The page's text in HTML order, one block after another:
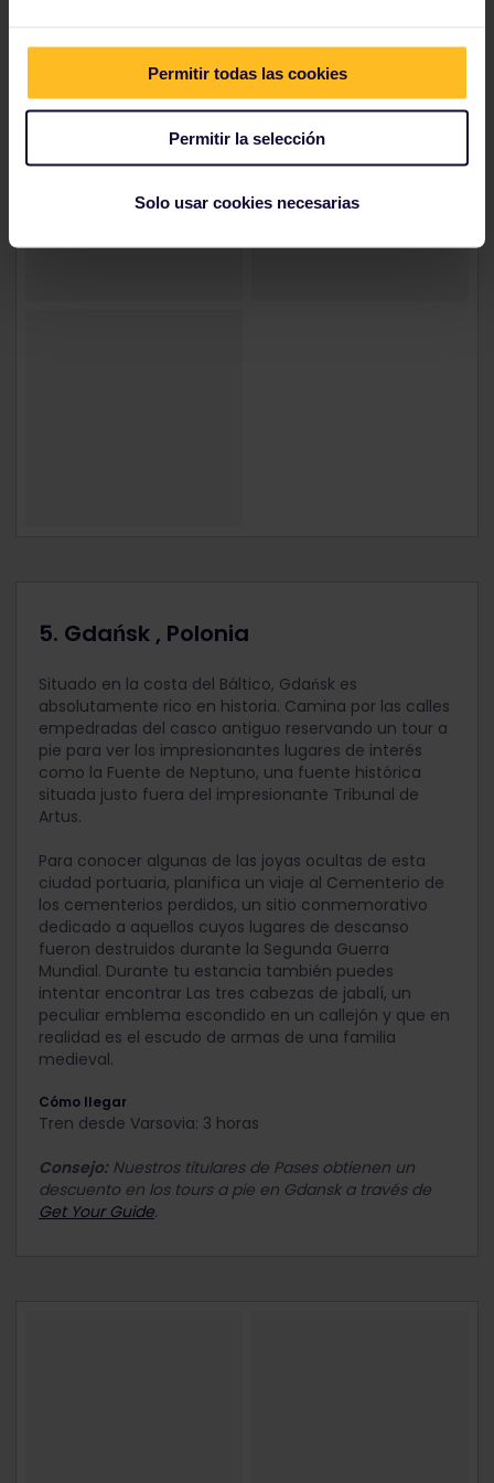
Permitir todas las cookies
Permitir la selección
Solo usar cookies necesarias
5. Gdańsk , Polonia
Situado en la costa del Báltico, Gdańsk es
absolutamente rico en historia. Camina por las calles
empedradas del casco antiguo reservando un tour a
pie para ver los impresionantes lugares de interés
como la Fuente de Neptuno, una fuente histórica
situada justo fuera del impresionante Tribunal de
Artus.
Para conocer algunas de las joyas ocultas de esta
ciudad portuaria, planifica un viaje al Cementerio de
los cementerios perdidos, un sitio conmemorativo
dedicado a aquellos cuyos lugares de descanso
fueron destruidos durante la Segunda Guerra
Mundial. Durante tu estancia también puedes
intentar encontrar Las tres cabezas de jabalí, un
peculiar emblema escondido en un callejón y que en
realidad es el escudo de armas de una familia
medieval.
Cómo llegar
Tren desde Varsovia: 3 horas
Consejo:Nuestros titulares de Pases obtienen un
descuento en los tours a pie en Gdansk a través de
Get Your Guide.